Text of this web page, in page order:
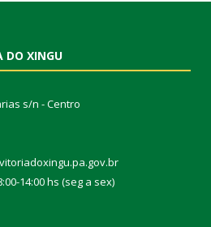
DO XINGU
s/n - Centro
14:00 hs (seg a sex)